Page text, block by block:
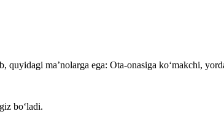
ma’nolarga ega: Ota-onasiga ko‘makchi,
bo‘ladi.